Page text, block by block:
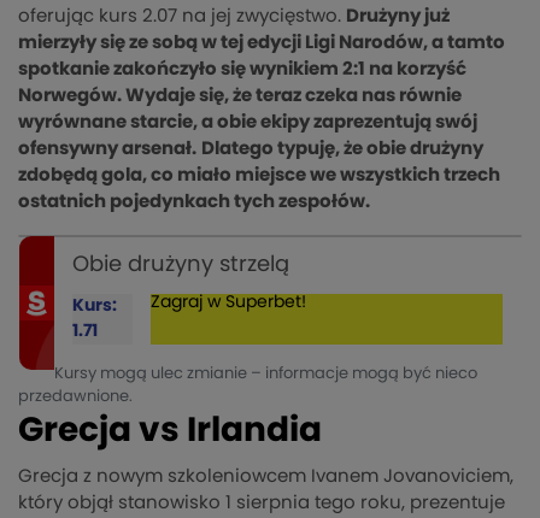
oferując kurs 2.07 na jej zwycięstwo. Drużyny już
mierzyły się ze sobą w tej edycji Ligi Narodów, a tamto
spotkanie zakończyło się wynikiem 2:1 na korzyść
Norwegów. Wydaje się, że teraz czeka nas równie
wyrównane starcie, a obie ekipy zaprezentują swój
ofensywny arsenał. Dlatego typuję, że obie drużyny
zdobędą gola, co miało miejsce we wszystkich trzech
ostatnich pojedynkach tych zespołów.
Obie drużyny strzelą
Kurs:
1.71
Zagraj w Superbet!
Kursy mogą ulec zmianie – informacje mogą być nieco
przedawnione.
Grecja vs Irlandia
Grecja z nowym szkoleniowcem Ivanem Jovanoviciem,
który objął stanowisko 1 sierpnia tego roku, prezentuje